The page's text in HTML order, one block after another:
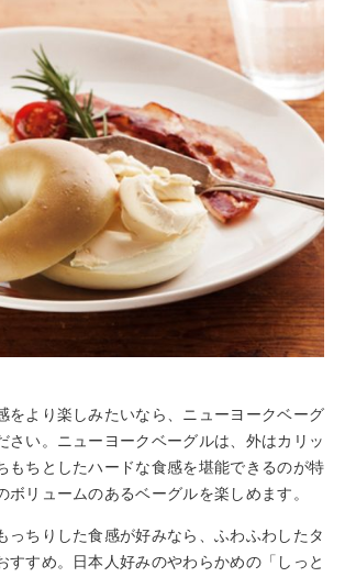
をより楽しみたいなら、ニューヨークベーグ
さい。ニューヨークベーグルは、外はカリッ
もちとしたハードな食感を堪能できるのが特
ボリュームのあるベーグルを楽しめます。
っちりした食感が好みなら、ふわふわしたタ
すすめ。日本人好みのやわらかめの「しっと